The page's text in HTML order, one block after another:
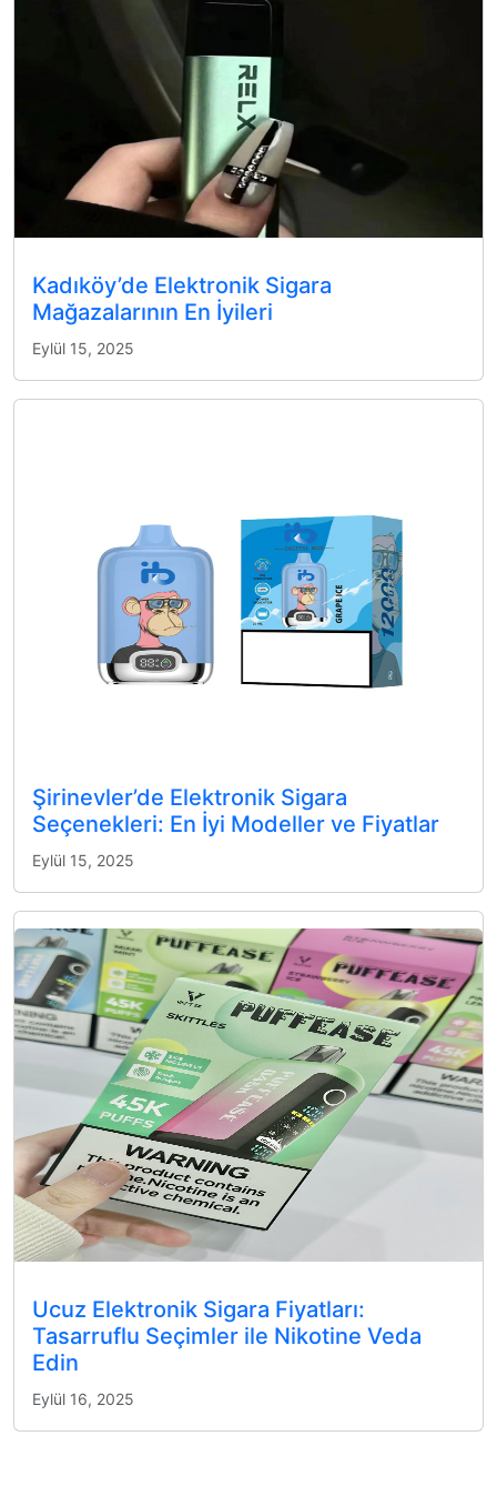
Kadıköy’de Elektronik Sigara
Mağazalarının En İyileri
Eylül 15, 2025
Şirinevler’de Elektronik Sigara
Seçenekleri: En İyi Modeller ve Fiyatlar
Eylül 15, 2025
Ucuz Elektronik Sigara Fiyatları:
Tasarruflu Seçimler ile Nikotine Veda
Edin
Eylül 16, 2025